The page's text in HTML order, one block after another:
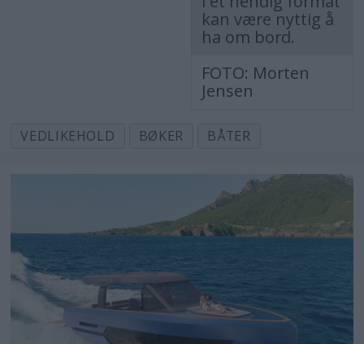
kan være nyttig å
ha om bord.
FOTO: Morten
Jensen
VEDLIKEHOLD BØKER BÅTER